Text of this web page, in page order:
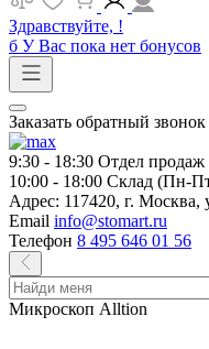
Здравствуйте, !
б У Вас пока нет бонусов
Заказать обратный звонок
9:30 - 18:30 Отдел
10:00 - 18:00 Склад (Пн-
Адрес: 117420, г. Москва,
Email info@stomart.ru
Телефон 8 495 646 01 56
Микроскоп Alltion